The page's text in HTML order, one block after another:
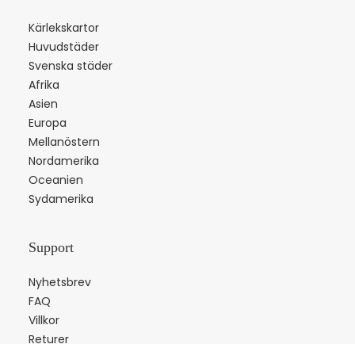
Kärlekskartor
Huvudstäder
Svenska städer
Afrika
Asien
Europa
Mellanöstern
Nordamerika
Oceanien
Sydamerika
Support
Nyhetsbrev
FAQ
Villkor
Returer